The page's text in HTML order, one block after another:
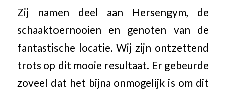
Zij namen deel aan Hersengym, de
schaaktoernooien en genoten van de
fantastische locatie. Wij zijn ontzettend
trots op dit mooie resultaat. Er gebeurde
zoveel dat het bijna onmogelijk is om dit